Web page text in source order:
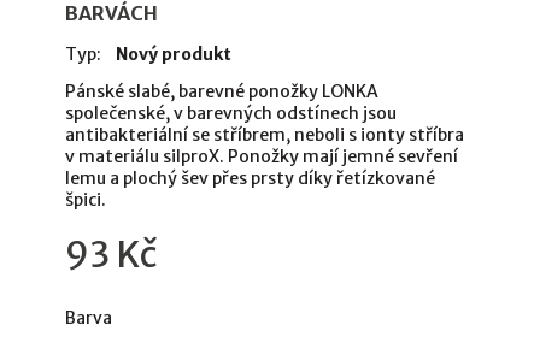
BARVÁCH
Typ:
Nový produkt
Pánské slabé, barevné ponožky LONKA
společenské, v barevných odstínech jsou
antibakteriální se stříbrem, neboli s ionty stříbra
v materiálu silproX. Ponožky mají jemné sevření
lemu a plochý šev přes prsty díky řetízkované
špici.
93 Kč
Barva